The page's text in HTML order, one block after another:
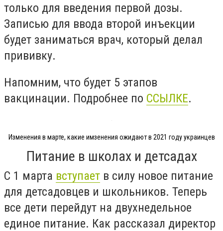
только для введения первой дозы.
Записью для ввода второй инъекции
будет заниматься врач, который делал
прививку.
Напомним, что будет 5 этапов
вакцинации. Подробнее по ССЫЛКЕ.
Изменения в марте, какие имзенения ожидают в 2021 году украинцев
Питание в школах и детсадах
С 1 марта вступает в силу новое питание
для детсадовцев и школьников. Теперь
все дети перейдут на двухнедельное
единое питание. Как рассказал директор